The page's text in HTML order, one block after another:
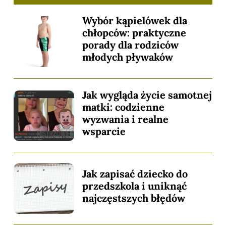
Wybór kąpielówek dla
chłopców: praktyczne
porady dla rodziców
młodych pływaków
Jak wygląda życie samotnej
matki: codzienne
wyzwania i realne
wsparcie
Jak zapisać dziecko do
przedszkola i uniknąć
najczęstszych błędów